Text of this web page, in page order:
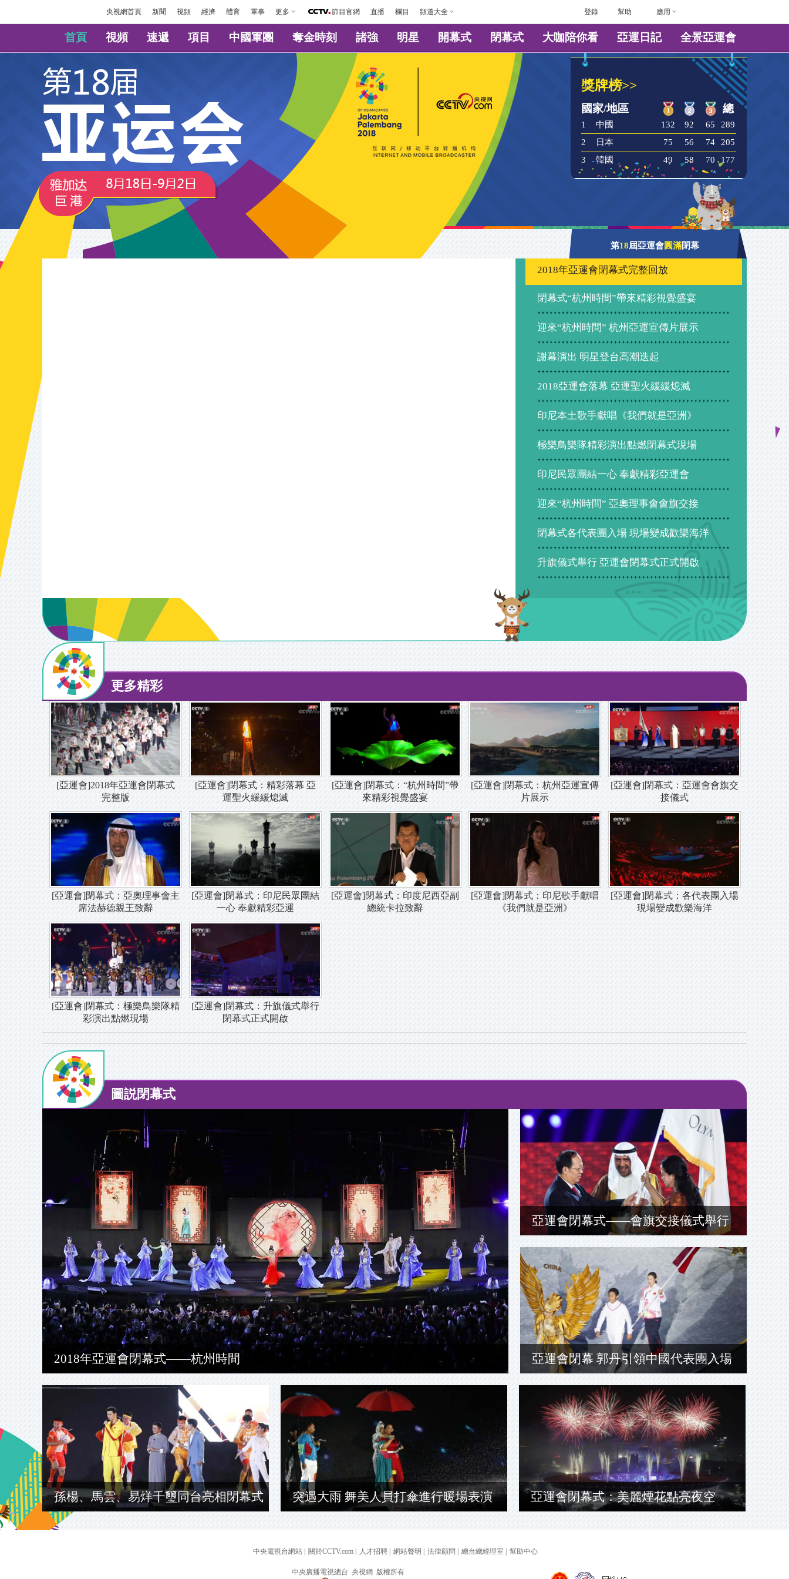
央視網首頁 新聞 視頻 經濟 體育 軍事 更多 節目官網 直播 欄目 頻道大全 幫助 應用
登錄
首頁 視頻 速遞 項目 中國軍團 奪金時刻 諸強 明星 開幕式 閉幕式 大咖陪你看 亞運日記 全景亞運會
獎牌榜>>
國家/地區 總
1 中國 132 92 65
289
2
日本 75 56 74
205
3
韓國 49 58 70 177
第18屆亞運會圓滿閉幕
2018年亞運會閉幕式完整回放
閉幕式“杭州時間”帶來精彩視覺盛宴
迎來“杭州時間” 杭州亞運宣傳片展示
謝幕演出 明星登台高潮迭起
2018亞運會落幕 亞運聖火緩緩熄滅
印尼本土歌手獻唱《我們就是亞洲》
極樂鳥樂隊精彩演出點燃閉幕式現場
印尼民眾團結一心 奉獻精彩亞運會
迎來“杭州時間” 亞奧理事會會旗交接
閉幕式各代表團入場 現場變成歡樂海洋
升旗儀式舉行 亞運會閉幕式正式開啟
更多精彩
[亞運會]2018年亞運會閉幕式
完整版
[亞運會]閉幕式：精彩落幕 亞
運聖火緩緩熄滅
[亞運會]閉幕式：“杭州時間”帶
來精彩視覺盛宴
[亞運會]閉幕式：杭州亞運宣傳
片展示
[亞運會]閉幕式：亞運會會旗交
接儀式
[亞運會]閉幕式：亞奧理事會主
席法赫德親王致辭
[亞運會]閉幕式：印尼民眾團結
一心 奉獻精彩亞運
[亞運會]閉幕式：印度尼西亞副
總統卡拉致辭
[亞運會]閉幕式：印尼歌手獻唱
《我們就是亞洲》
[亞運會]閉幕式：各代表團入場
現場變成歡樂海洋
[亞運會]閉幕式：極樂鳥樂隊精
彩演出點燃現場
[亞運會]閉幕式：升旗儀式舉行
閉幕式正式開啟
圖説閉幕式
2018年亞運會閉幕式——杭州時間
亞運會閉幕式——會旗交接儀式舉行
亞運會閉幕 郭丹引領中國代表團入場
孫楊、馬雲、易烊千璽同台亮相閉幕式 突遇大雨 舞美人員打傘進行暖場表演 亞運會閉幕式：美麗煙花點亮夜空
中央電視台網站 關於CCTV.com 人才招聘 網站聲明 法律顧問 總台總經理室 幫助中心
中央廣播電視總台 央視網 版權所有